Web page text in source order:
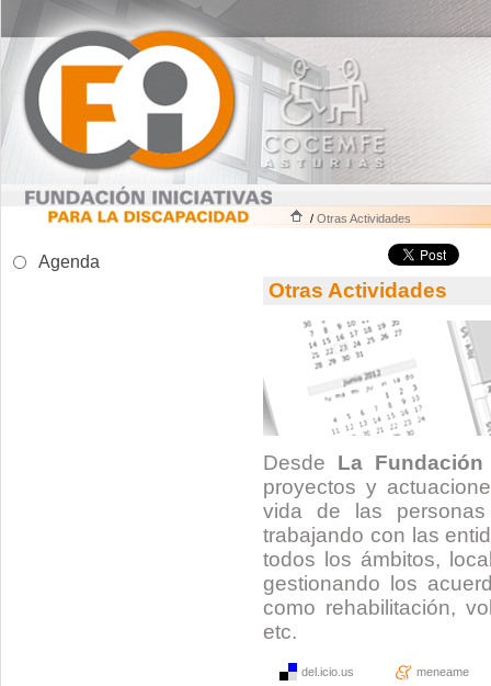
/ Otras Actividades
Agenda
Otras Actividades
Desde La Fundación
proyectos y
vida de las
trabajando con las
todos los ámbitos,
gestionando los
como rehabilitación,
etc.
del.icio.us meneame